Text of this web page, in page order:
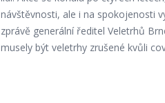
návštěvnosti, ale i na spokojenosti
zprávě generální ředitel Veletrhů
musely být veletrhy zrušené kvůli